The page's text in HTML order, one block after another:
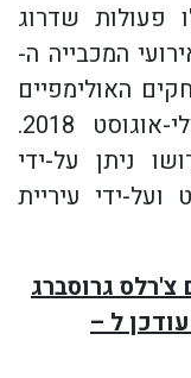
פעולות שדרוג
המכבייה ה-
2017, ולמשחקים האולימפיים
לילדים, שהתקיימו בחודשים יולי-אוגוסט 2018.
ניתן על-ידי
ידי עיריית
גרוסברג
ל –